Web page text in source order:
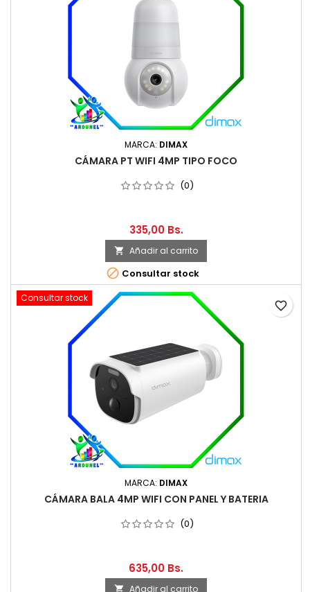
MARCA: DIMAX
CÁMARA PT WIFI 4MP TIPO FOCO
(0)
335,00 Bs.
 Añadir al carrito
 Consultar stock
Consultar stock
MARCA: DIMAX
CÁMARA BALA 4MP WIFI CON PANEL Y BATERIA
(0)
635,00 Bs.
 Añadir al carrito
favorite_border